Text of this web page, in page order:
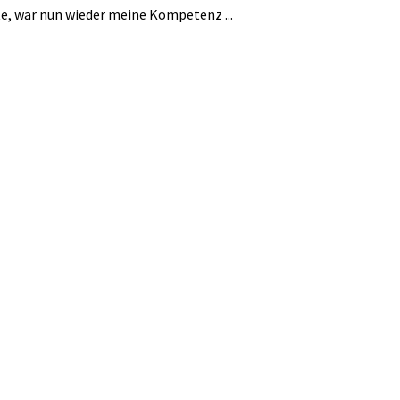
war nun wieder meine Kompetenz ...